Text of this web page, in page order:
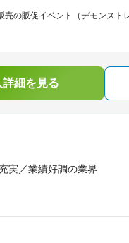
の販促イベント（デモンスト
詳細を見る
実／業績好調の業界